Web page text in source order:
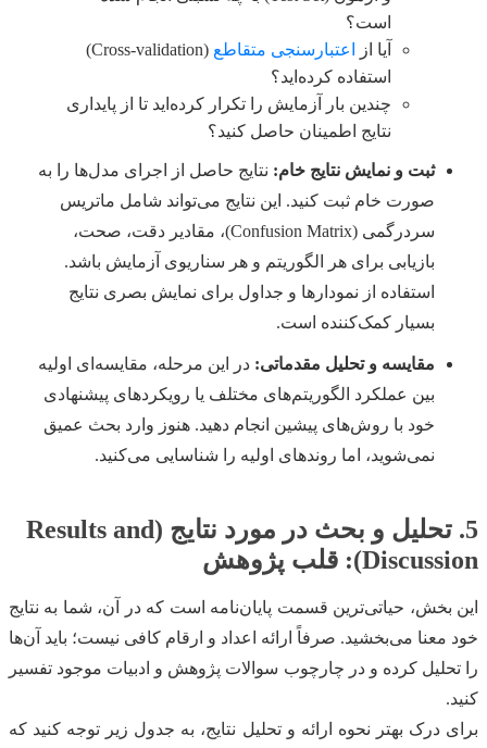
است؟
آیا از
اعتبارسنجی متقاطع
(Cross-validation)
استفاده کرده‌اید؟
چندین بار آزمایش را تکرار کرده‌اید تا از پایداری
نتایج اطمینان حاصل کنید؟
ثبت و نمایش نتایج خام: نتایج حاصل از اجرای مدل‌ها را به
صورت خام ثبت کنید. این نتایج می‌تواند شامل ماتریس
سردرگمی (Confusion Matrix)، مقادیر دقت، صحت،
بازیابی برای هر الگوریتم و هر سناریوی آزمایش باشد.
استفاده از نمودارها و جداول برای نمایش بصری نتایج
بسیار کمک‌کننده است.
مقایسه و تحلیل مقدماتی: در این مرحله، مقایسه‌ای اولیه
بین عملکرد الگوریتم‌های مختلف یا رویکردهای پیشنهادی
خود با روش‌های پیشین انجام دهید. هنوز وارد بحث عمیق
نمی‌شوید، اما روندهای اولیه را شناسایی می‌کنید.
5. تحلیل و بحث در مورد نتایج (Results and
Discussion): قلب پژوهش
این بخش، حیاتی‌ترین قسمت پایان‌نامه است که در آن، شما به نتایج
خود معنا می‌بخشید. صرفاً ارائه اعداد و ارقام کافی نیست؛ باید آن‌ها
را تحلیل کرده و در چارچوب سوالات پژوهش و ادبیات موجود تفسیر
کنید.
برای درک بهتر نحوه ارائه و تحلیل نتایج، به جدول زیر توجه کنید که